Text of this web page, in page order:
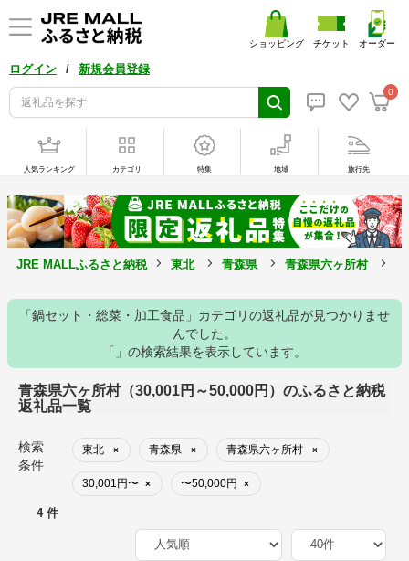
ログイン / 新規会員登録
0
ショッピング チケット オーダー
人気ランキング カテゴリ 特集 地域 旅行先
JRE MALLふるさと納税 東北 青森県 青森県六ヶ所村
「鍋セット・総菜・加工食品」カテゴリの返礼品が見つかりませ
んでした。
「」の検索結果を表示しています。
青森県六ヶ所村（30,001円～50,000円）のふるさと納税
返礼品一覧
検索
条件
東北 × 青森県 × 青森県六ヶ所村 ×
30,001円〜 × 〜50,000円 ×
4 件